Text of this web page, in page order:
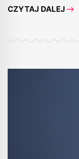
CZYTAJ DALEJ